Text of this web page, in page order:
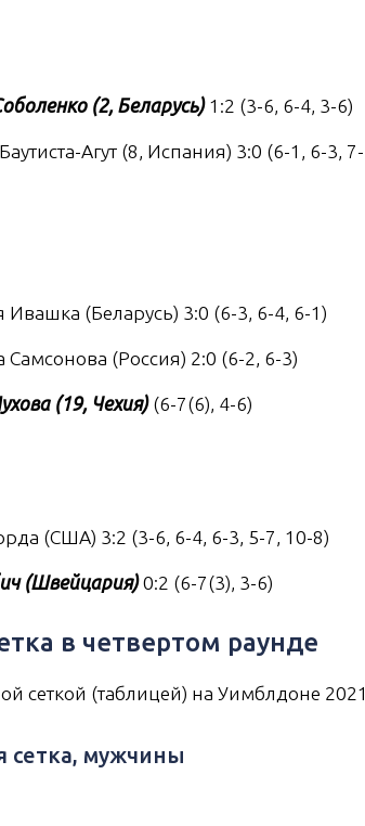
(2, Беларусь)1:2 (3-6, 6-4, 3-6)
Агут (8, Испания) 3:0 (6-1, 6-3, 7-
Ивашка (Беларусь) 3:0 (6-3, 6-4, 6-1)
(Россия) 2:0 (6-2, 6-3)
(19, Чехия)(6-7(6), 4-6)
(США) 3:2 (3-6, 6-4, 6-3, 5-7, 10-8)
(Швейцария)0:2 (6-7(3), 3-6)
в четвертом раунде
сеткой (таблицей) на Уимблдоне 2021
сетка, мужчины